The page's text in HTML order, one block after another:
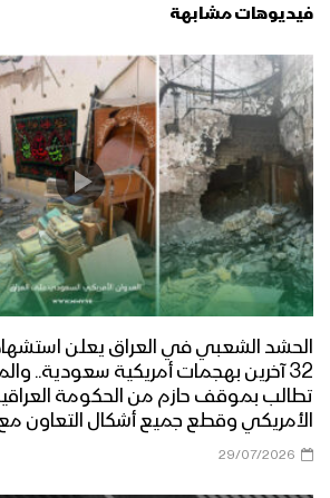
فيديوهات مشابهة
32 آخرين بهجمات أمريكية سعودية..
تطالب بموقف حازم من الحكومة
الأمريكي وقطع جميع أشكال التعاون
29/07/2026